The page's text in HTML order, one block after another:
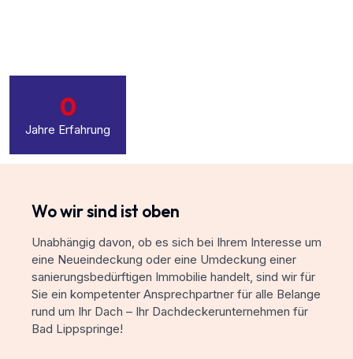
Jahre Erfahrung
0
Wo wir sind ist oben
Unabhängig davon, ob es sich bei Ihrem Interesse um
eine Neueindeckung oder eine Umdeckung einer
sanierungsbedürftigen Immobilie handelt, sind wir für
Sie ein kompetenter Ansprechpartner für alle Belange
rund um Ihr Dach – Ihr Dachdeckerunternehmen für
Bad Lippspringe!